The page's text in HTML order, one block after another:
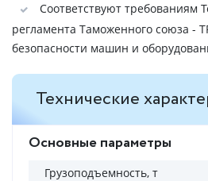
Соответствуют требованиям
регламента Таможенного союза -
безопасности машин и
Технические
Основные параметры
Грузоподъемность, т